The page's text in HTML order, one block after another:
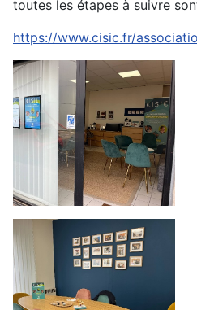
toutes les étapes à suivre
https://www.cisic.fr/